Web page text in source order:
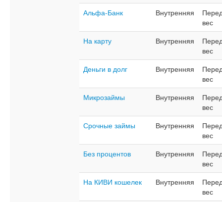
Альфа-Банк
Внутренняя
вес
На карту
Внутренняя
вес
Деньги в долг
Внутренняя
вес
Микрозаймы
Внутренняя
вес
Срочные займы
Внутренняя
вес
Без процентов
Внутренняя
вес
На КИВИ кошелек
Внутренняя
вес